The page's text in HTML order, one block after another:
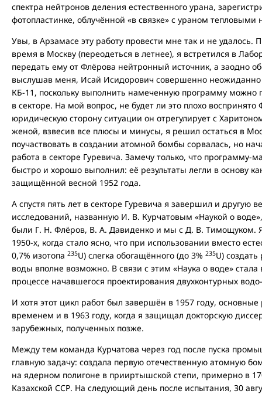
спектра нейтронов деления естественного урана,
фотопластинке, облучённой «в связке» с ураном тепловыми
Увы, в Арзамасе эту работу провести мне так и не удалось.
время в Москву (переодеться в летнее), я встретился в
передать ему от Флёрова нейтронный источник, а заодно
выслушав меня, Исай Исидорович совершенно
КБ-11, поскольку выполнить намеченную программу можно
в секторе. На мой вопрос, не будет ли это плохо
юридическую сторону ситуации он отрегулирует с
женой, взвесив все плюсы и минусы, я решил остаться в
поучаствовать в создании атомной бомбы сорвалась, но
работа в секторе Гуревича. Замечу только, что программу-
быстро и хорошо выполнил: её результаты легли в основу
защищённой весной 1952 года.
А спустя пять лет в секторе Гуревича я завершил и
исследований, названную И. В. Курчатовым «Наукой о
были Г. Н. Флёров, В. А. Давиденко и мы с Д. В. Тимощуком.
1950-х, когда стало ясно, что при использовании вместо
0,7% изотопа 235U) слегка обогащённого (до 3% 235U)
воды вполне возможно. В связи с этим «Наука о воде»
процессе начавшегося проектирования двухконтурных
И хотя этот цикл работ был завершён в 1957 году,
временем и в 1963 году, когда я защищал докторскую
зарубежных, полученных позже.
Между тем команда Курчатова через год после пуска
главную задачу: создала первую отечественную атомную
на ядерном полигоне в прииртышской степи, примерно в
Казахской ССР. На следующий день после испытания, 30